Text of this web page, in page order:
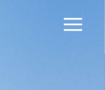
Main